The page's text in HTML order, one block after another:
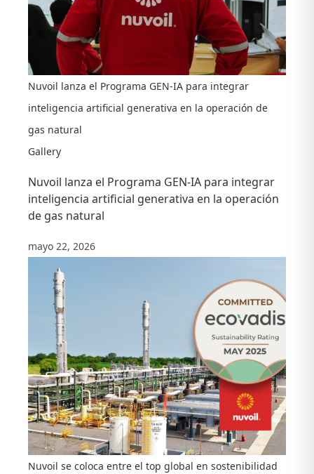
Nuvoil lanza el Programa GEN-IA para integrar
inteligencia artificial generativa en la operación de
gas natural
Gallery
Nuvoil lanza el Programa GEN-IA para integrar
inteligencia artificial generativa en la operación
de gas natural
mayo 22, 2026
Nuvoil se coloca entre el top global en sostenibilidad